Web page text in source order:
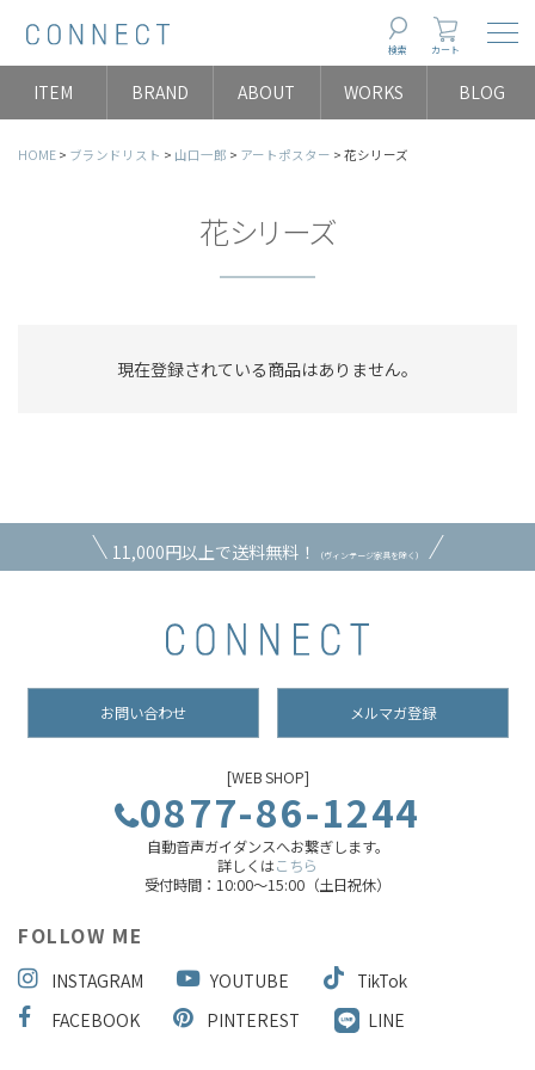
検索 カート
ITEM BRAND ABOUT WORKS BLOG
HOME ブランドリスト 山口一郎 アートポスター 花シリーズ
花シリーズ
現在登録されている商品はありません。
11,000円以上で送料無料！ （ヴィンテージ家具を除く）
お問い合わせ メルマガ登録
[WEB SHOP]
0877-86-1244
自動音声ガイダンスへお繋ぎします。
詳しくはこちら
受付時間：10:00～15:00（土日祝休）
FOLLOW ME
INSTAGRAM YOUTUBE
TikTok
FACEBOOK
PINTEREST LINE